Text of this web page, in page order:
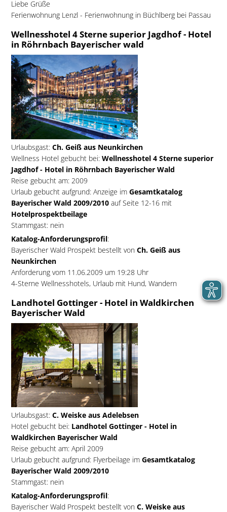
Liebe Grüße
Ferienwohnung Lenzl - Ferienwohnung in Büchlberg bei Passau
Wellnesshotel 4 Sterne superior Jagdhof - Hotel
in Röhrnbach Bayerischer wald
Urlaubsgast:Ch. Geiß aus Neunkirchen
Wellness Hotel gebucht bei:Wellnesshotel 4 Sterne superior
Jagdhof - Hotel in Röhrnbach Bayerischer Wald
Reise gebucht am: 2009
Urlaub gebucht aufgrund: Anzeige im Gesamtkatalog
Bayerischer Wald 2009/2010auf Seite 12-16 mit
Hotelprospektbeilage
Stammgast: nein
Katalog-Anforderungsprofil:
Bayerischer Wald Prospekt bestellt von Ch. Geiß aus
Neunkirchen
Anforderung vom 11.06.2009 um 19:28 Uhr
4-Sterne Wellnesshotels, Urlaub mit Hund, Wandern
Landhotel Gottinger - Hotel in Waldkirchen
Bayerischer Wald
Urlaubsgast:C. Weiske aus Adelebsen
Hotel gebucht bei:Landhotel Gottinger - Hotel in
Waldkirchen Bayerischer Wald
Reise gebucht am: April 2009
Urlaub gebucht aufgrund: Flyerbeilage im Gesamtkatalog
Bayerischer Wald 2009/2010
Stammgast: nein
Katalog-Anforderungsprofil:
Bayerischer Wald Prospekt bestellt von C. Weiske aus